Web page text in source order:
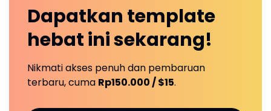
Dapatkan template
hebat inisekarang!
Nikmati akses penuh dan pembaruan
terbaru, cuma Rp150.000 / $15.